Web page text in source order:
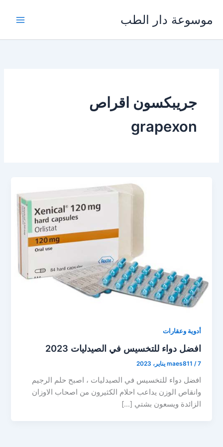
المحتوى
موسوعة دار الطب
جريبكسون اقراص
grapexon
أدوية وعقارات
افضل دواء للتخسيس في الصيدليات 2023
maes811 /7 يناير، 2023
افضل دواء للتخسيس في الصيدليات ، اصبح حلم الرجيم
وانقاص الوزن يداعب احلام الكثيرون من اصحاب الاوزان
الزائدة ويسعون بشتي […]